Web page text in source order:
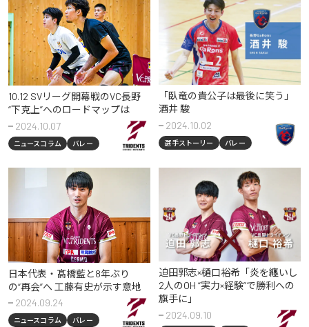
10.12 SVリーグ開幕戦のVC長野
“下克上”へのロードマップは
2024.10.07
ニュースコラム バレー
「臥竜の貴公子は最後に笑う」
酒井 駿
2024.10.02
選手ストーリー バレー
日本代表・髙橋藍と8年ぶり
の“再会”へ 工藤有史が示す意地
2024.09.24
ニュースコラム バレー
迫田郭志×樋口裕希「炎を纏いし
2人のOH “実力×経験”で勝利への
旗手に」
2024.09.10